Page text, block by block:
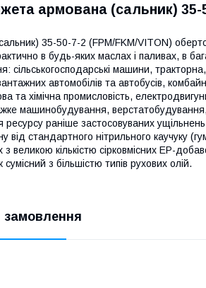
армована (сальник) 35-
35-50-7-2 (FPM/FKM/VITON)
в будь-яких маслах і паливах, в
сільськогосподарські машини,
автомобілів та автобусів,
та хімічна промисловість,
машинобудування,
ресурсу раніше застосовуваних
від стандартного нітрильного каучуку
з великою кількістю сірковмісних EP-
з більшістю типів рухових олій.
замовлення